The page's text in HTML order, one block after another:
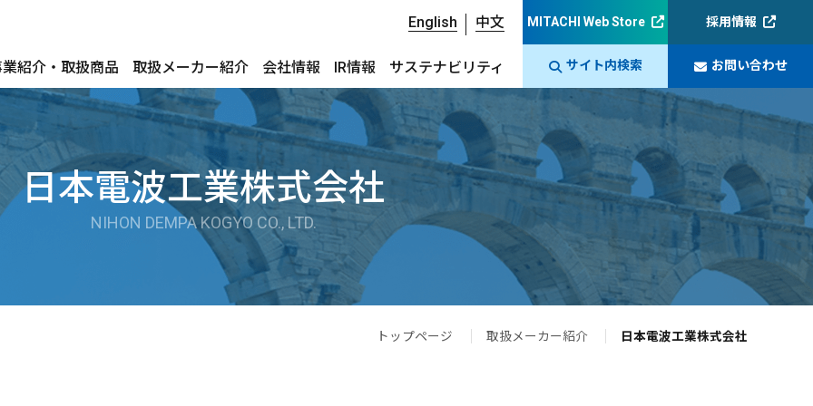
English 中文
紹介・取扱商品 取扱メーカー紹介 会社情報 IR情報 サステナビリティ
MITACHI Web Store 採用情報
サイト内検索 お問い合わせ
日本電波工業株式会社
NIHON DEMPA KOGYO CO., LTD.
トップページ 取扱メーカー紹介 日本電波工業株式会社